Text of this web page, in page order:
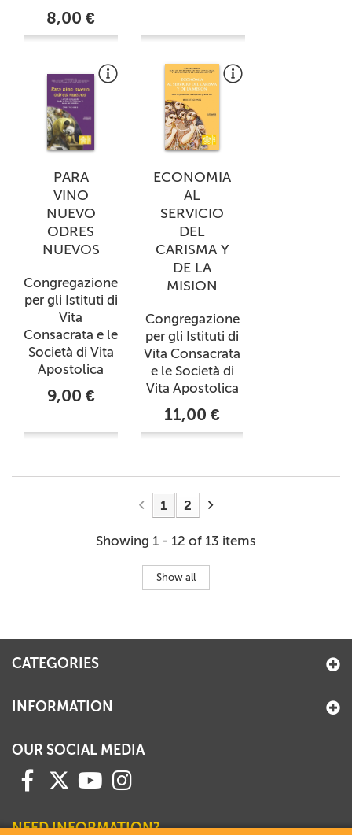
8,00 €
PARA
VINO
NUEVO
ODRES
NUEVOS
Congregazione
per gli Istituti di
Vita
Consacrata e le
Società di Vita
Apostolica
9,00 €
ECONOMIA
AL
SERVICIO
DEL
CARISMA Y
DE LA
MISION
Congregazione
per gli Istituti di
Vita Consacrata
e le Società di
Vita Apostolica
11,00 €
1 2
Showing 1 - 12 of 13 items
Show all
CATEGORIES
INFORMATION
OUR SOCIAL MEDIA
NEED INFORMATION?